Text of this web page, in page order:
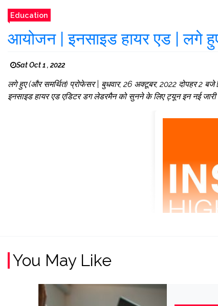
Education
आयोजन | इनसाइड हायर एड | लगे
Sat Oct 1 , 2022
लगे हुए (और समर्थित) प्रोफेसर | बुधवार, 26 अक्टूबर, 2022 दोपहर 2 बजे
इनसाइड हायर एड एडिटर डग लेडरमैन को सुनने के लिए ट्यून इन नई जारी
You May Like